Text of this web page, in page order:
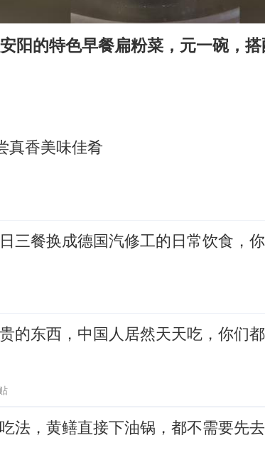
如何把百年大党建设得更加坚强有力
香港殿堂级填词人黎彼得因病离世 终年76岁
总书记关心百姓身边这些民生大事
阳的特色早餐扁粉菜，元一碗，
真香美味佳肴
三餐换成德国汽修工的日常饮食，
的东西，中国人居然天天吃，你们
法，黄鳝直接下油锅，都不需要先